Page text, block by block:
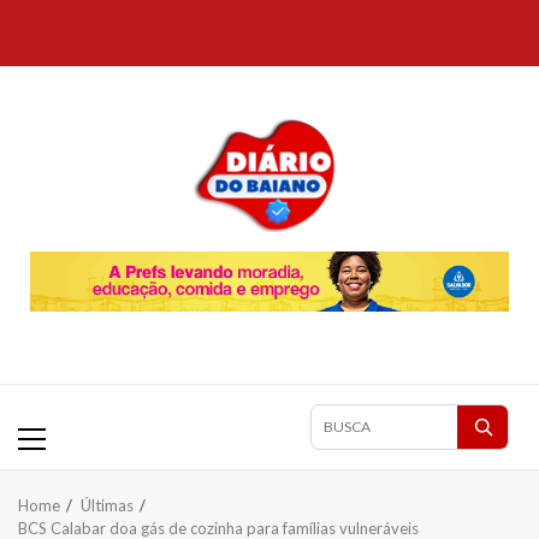
content
Primary
Pesquisar
Home
Últimas
BCS Calabar doa gás de cozinha para famílias vulneráveis